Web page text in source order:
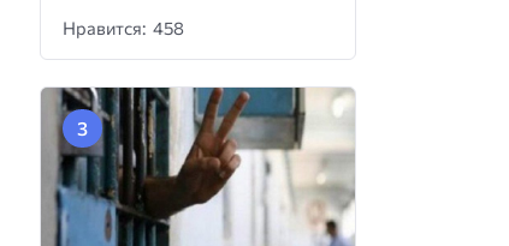
Нравится: 458